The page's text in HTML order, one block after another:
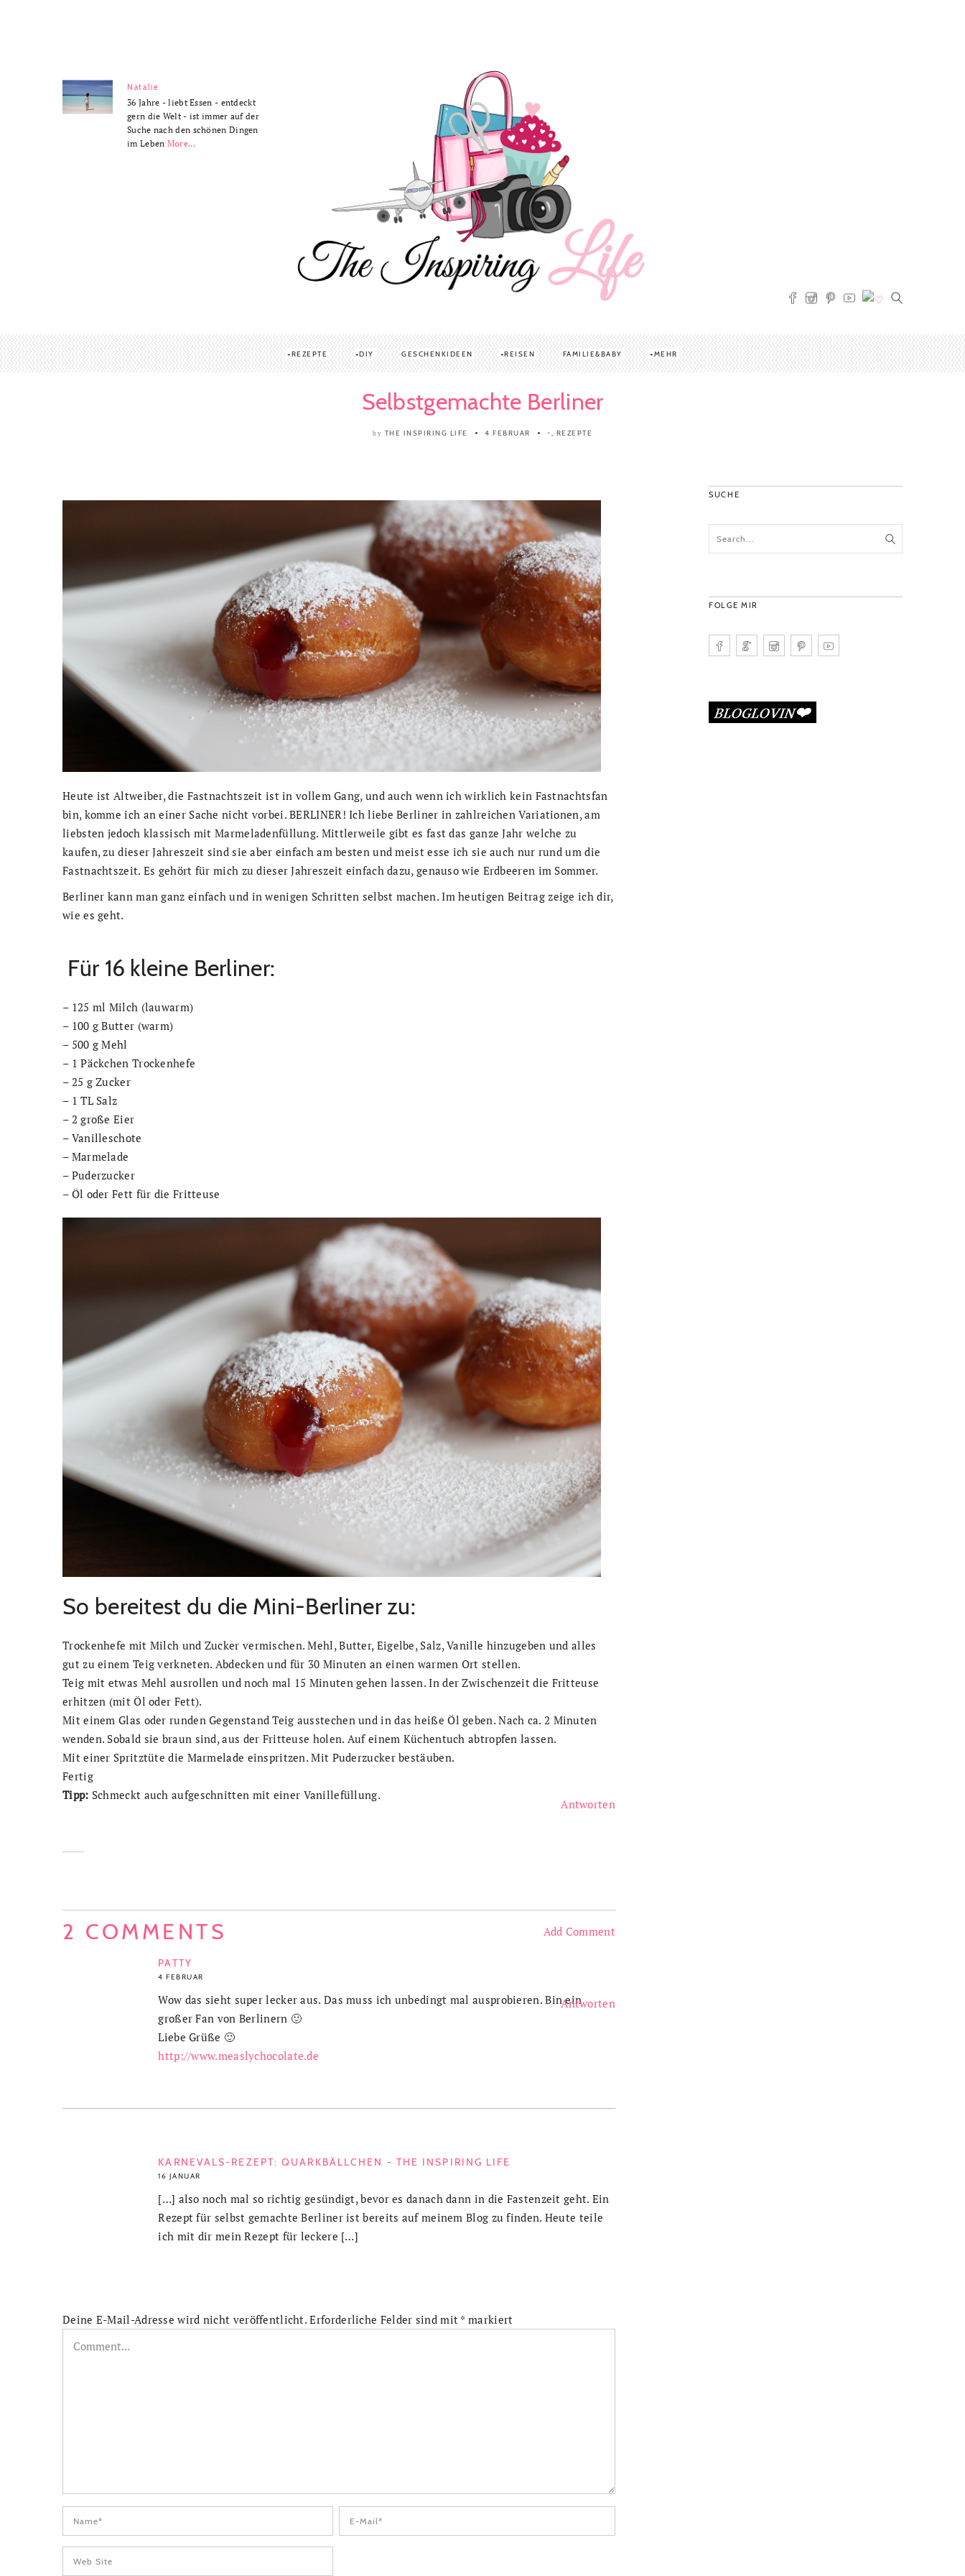
Natalie
36 Jahre - liebt Essen - entdeckt
gern die Welt - ist immer auf der
Suche nach den schönen Dingen
im Leben More...
REZEPTE DIY GESCHENKIDEEN REISEN FAMILIE&BABY MEHR
Selbstgemachte Berliner
by THE INSPIRING LIFE 4 FEBRUAR -, REZEPTE
Heute ist Altweiber, die Fastnachtszeit ist in vollem Gang, und auch wenn ich wirklich kein Fastnachtsfan
bin, komme ich an einer Sache nicht vorbei. BERLINER! Ich liebe Berliner in zahlreichen Variationen, am
liebsten jedoch klassisch mit Marmeladenfüllung. Mittlerweile gibt es fast das ganze Jahr welche zu
kaufen, zu dieser Jahreszeit sind sie aber einfach am besten und meist esse ich sie auch nur rund um die
Fastnachtszeit. Es gehört für mich zu dieser Jahreszeit einfach dazu, genauso wie Erdbeeren im Sommer.
Berliner kann man ganz einfach und in wenigen Schritten selbst machen. Im heutigen Beitrag zeige ich dir,
wie es geht.
Für 16 kleine Berliner:
– 125 ml Milch (lauwarm)
– 100 g Butter (warm)
– 500 g Mehl
– 1 Päckchen Trockenhefe
– 25 g Zucker
– 1 TL Salz
– 2 große Eier
– Vanilleschote
– Marmelade
– Puderzucker
– Öl oder Fett für die Fritteuse
So bereitest du die Mini-Berliner zu:
Trockenhefe mit Milch und Zucker vermischen. Mehl, Butter, Eigelbe, Salz, Vanille hinzugeben und alles
gut zu einem Teig verkneten. Abdecken und für 30 Minuten an einen warmen Ort stellen.
Teig mit etwas Mehl ausrollen und noch mal 15 Minuten gehen lassen. In der Zwischenzeit die Fritteuse
erhitzen (mit Öl oder Fett).
Mit einem Glas oder runden Gegenstand Teig ausstechen und in das heiße Öl geben. Nach ca. 2 Minuten
wenden. Sobald sie braun sind, aus der Fritteuse holen. Auf einem Küchentuch abtropfen lassen.
Mit einer Spritztüte die Marmelade einspritzen. Mit Puderzucker bestäuben.
Fertig
Tipp: Schmeckt auch aufgeschnitten mit einer Vanillefüllung.
2 COMMENTS Add Comment
PATTY
4 FEBRUAR
Antworten
Wow das sieht super lecker aus. Das muss ich unbedingt mal ausprobieren. Bin ein
großer Fan von Berlinern 🙂
Liebe Grüße 🙂
http://www.measlychocolate.de
KARNEVALS-REZEPT: QUARKBÄLLCHEN - THE INSPIRING LIFE
16 JANUAR
Antworten
[…] also noch mal so richtig gesündigt, bevor es danach dann in die Fastenzeit geht. Ein
Rezept für selbst gemachte Berliner ist bereits auf meinem Blog zu finden. Heute teile
ich mit dir mein Rezept für leckere […]
Deine E-Mail-Adresse wird nicht veröffentlicht. Erforderliche Felder sind mit * markiert
SUCHE
FOLGE MIR